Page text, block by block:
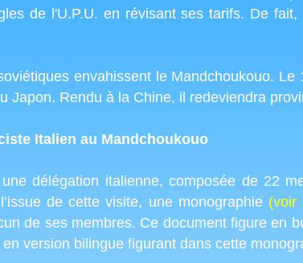
de l'U.P.U. en révisant ses tarifs. De
envahissent le Mandchoukouo.
Japon. Rendu à la Chine, il redeviendra
Italien au Mandchoukouo
délégation italienne, composée de 22
de cette visite, une monographie (voir
de ses membres. Ce document figure en
version bilingue figurant dans cette